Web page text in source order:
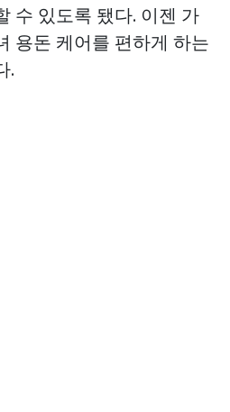
수 있도록 됐다. 이젠 가
용돈 케어를 편하게 하는
.